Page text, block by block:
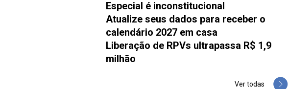
Especial é inconstitucional
Atualize seus dados para receber o
calendário 2027 em casa
Liberação de RPVs ultrapassa R$ 1,9
milhão
Ver todas